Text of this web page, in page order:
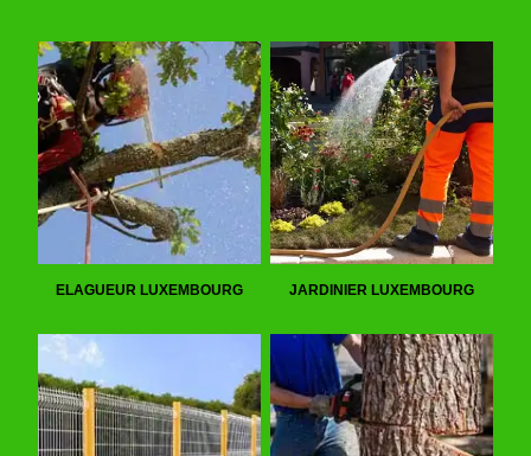
ELAGUEUR LUXEMBOURG JARDINIER LUXEMBOURG